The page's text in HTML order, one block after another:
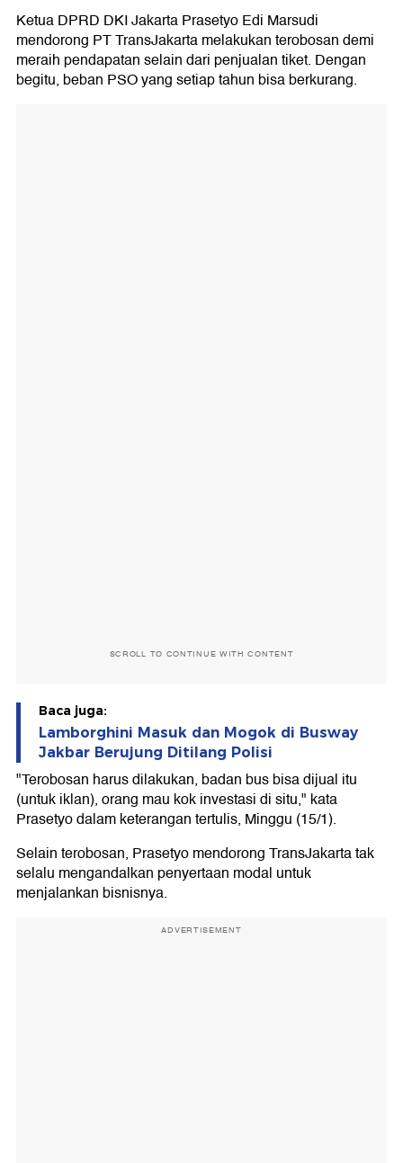
Ketua DPRD DKI Jakarta Prasetyo Edi Marsudi
mendorong PT TransJakarta melakukan terobosan demi
meraih pendapatan selain dari penjualan tiket. Dengan
begitu, beban PSO yang setiap tahun bisa berkurang.
SCROLL TO CONTINUE WITH CONTENT
Baca juga:
Lamborghini Masuk dan Mogok di Busway
Jakbar Berujung Ditilang Polisi
"Terobosan harus dilakukan, badan bus bisa dijual itu
(untuk iklan), orang mau kok investasi di situ," kata
Prasetyo dalam keterangan tertulis, Minggu (15/1).
Selain terobosan, Prasetyo mendorong TransJakarta tak
selalu mengandalkan penyertaan modal untuk
menjalankan bisnisnya.
ADVERTISEMENT